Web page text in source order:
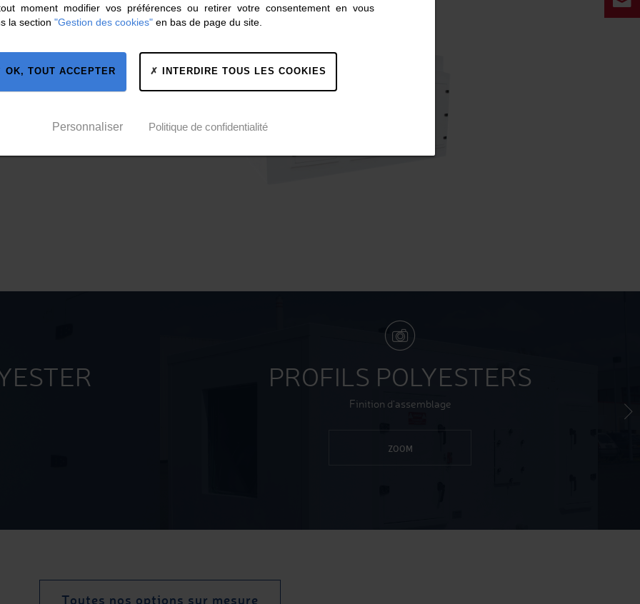
:
de l’air…
PROFILS POLYESTERS
Finition d'assemblage
ZOOM
Toutes nos options sur mesure
moment modifier vos préférences ou retirer votre consentement en vous
la section "Gestion des cookies" en bas de page du site.
OK, TOUT ACCEPTER INTERDIRE TOUS LES COOKIES
Personnaliser Politique de confidentialité